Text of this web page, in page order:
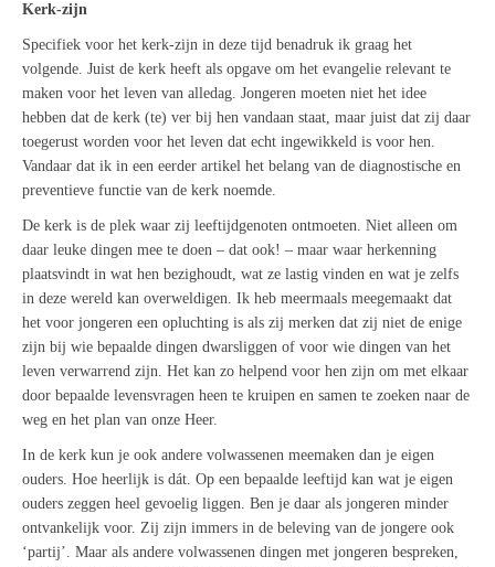
Kerk-zijn
Specifiek voor het kerk-zijn in deze tijd benadruk ik graag het
volgende. Juist de kerk heeft als opgave om het evangelie relevant te
maken voor het leven van alledag. Jongeren moeten niet het idee
hebben dat de kerk (te) ver bij hen vandaan staat, maar juist dat zij daar
toegerust worden voor het leven dat echt ingewikkeld is voor hen.
Vandaar dat ik in een eerder artikel het belang van de diagnostische en
preventieve functie van de kerk noemde.
De kerk is de plek waar zij leeftijdgenoten ontmoeten. Niet alleen om
daar leuke dingen mee te doen – dat ook! – maar waar herkenning
plaatsvindt in wat hen bezighoudt, wat ze lastig vinden en wat je zelfs
in deze wereld kan overweldigen. Ik heb meermaals meegemaakt dat
het voor jongeren een opluchting is als zij merken dat zij niet de enige
zijn bij wie bepaalde dingen dwarsliggen of voor wie dingen van het
leven verwarrend zijn. Het kan zo helpend voor hen zijn om met elkaar
door bepaalde levensvragen heen te kruipen en samen te zoeken naar de
weg en het plan van onze Heer.
In de kerk kun je ook andere volwassenen meemaken dan je eigen
ouders. Hoe heerlijk is dát. Op een bepaalde leeftijd kan wat je eigen
ouders zeggen heel gevoelig liggen. Ben je daar als jongeren minder
ontvankelijk voor. Zij zijn immers in de beleving van de jongere ook
‘partij’. Maar als andere volwassenen dingen met jongeren bespreken,